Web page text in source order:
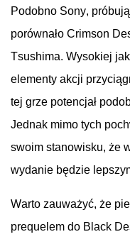
Podobno Sony,
porównało Crimson
Tsushima. Wysokiej
elementy akcji
tej grze potencjał
Jednak mimo tych
swoim stanowisku, że
wydanie będzie
Warto zauważyć, że
prequelem do Black